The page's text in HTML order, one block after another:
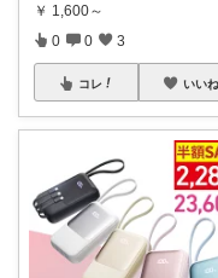
￥ 1,600～
0 0 3
コレ いいね